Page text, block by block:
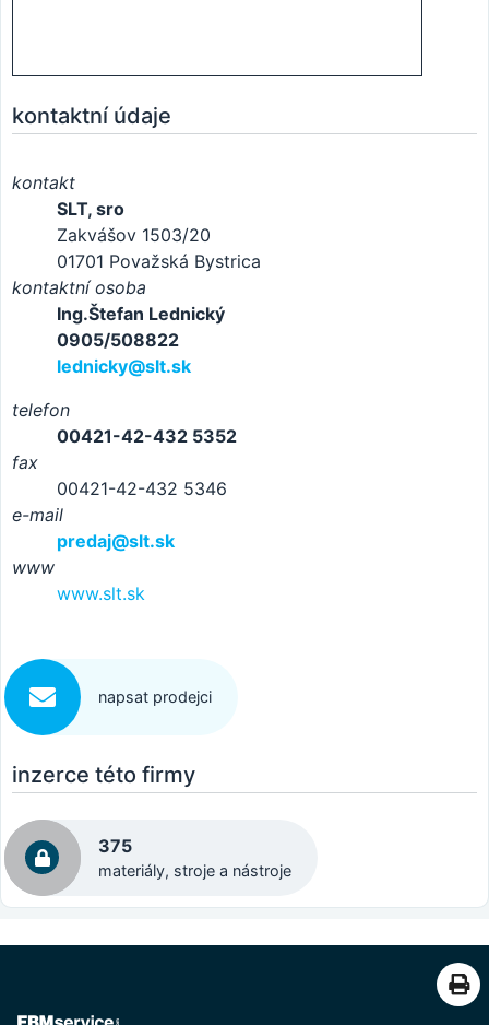
kontaktní údaje
kontakt
SLT, sro
Zakvášov 1503/20
01701 Považská Bystrica
kontaktní osoba
Ing.Štefan Lednický
0905/508822
lednicky@slt.sk
telefon
00421-42-432 5352
fax
00421-42-432 5346
e-mail
predaj@slt.sk
www
www.slt.sk
napsat prodejci
inzerce této firmy
375
materiály, stroje a nástroje